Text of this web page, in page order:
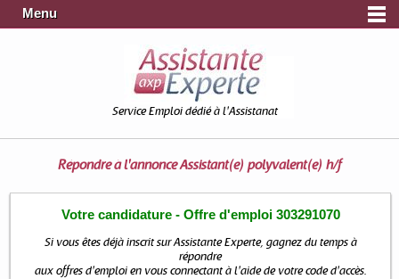
Menu
Service Emploi dédié à l'Assistanat
Répondre à l'annonceAssistant(e) polyvalent(e) h/f
Votre candidature - Offre d'emploi 303291070
Si vous êtes déjà inscrit sur Assistante Experte, gagnez du temps à
répondre
aux offres d'emploi en vous connectant à l'aide de votre code d'accès.